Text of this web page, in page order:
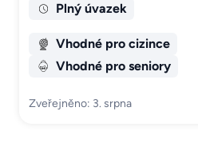
Plný úvazek
Vhodné pro cizince
Vhodné pro seniory
Zveřejněno: 3. srpna